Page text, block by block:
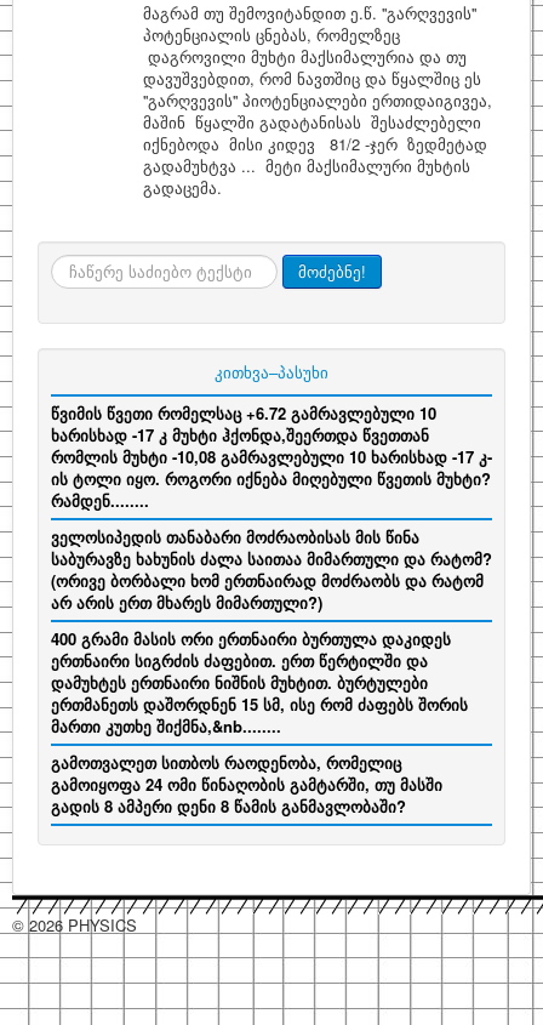
მაგრამ თუ შემოვიტანდით ე.წ. ''გარღვევის''
პოტენციალის ცნებას, რომელზეც
დაგროვილი მუხტი მაქსიმალურია და თუ
დავუშვებდით, რომ ნავთშიც და წყალშიც ეს
''გარღვევის'' პიოტენციალები ერთიდაიგივეა,
მაშინ წყალში გადატანისას შესაძლებელი
იქნებოდა მისი კიდევ 81/2 -ჯერ ზედმეტად
გადამუხტვა ... მეტი მაქსიმალური მუხტის
გადაცემა.
ძიება მოძებნე!
კითხვა–პასუხი
წვიმის წვეთი რომელსაც +6.72 გამრავლებული 10
ხარისხად -17 კ მუხტი ჰქონდა,შეერთდა წვეთთან
რომლის მუხტი -10,08 გამრავლებული 10 ხარისხად -17 კ-
ის ტოლი იყო. როგორი იქნება მიღებული წვეთის მუხტი?
რამდენ........
ველოსიპედის თანაბარი მოძრაობისას მის წინა
საბურავზე ხახუნის ძალა საითაა მიმართული და რატომ?
(ორივე ბორბალი ხომ ერთნაირად მოძრაობს და რატომ
არ არის ერთ მხარეს მიმართული?)
400 გრამი მასის ორი ერთნაირი ბურთულა დაკიდეს
ერთნაირი სიგრძის ძაფებით. ერთ წერტილში და
დამუხტეს ერთნაირი ნიშნის მუხტით. ბურტულები
ერთმანეთს დაშორდნენ 15 სმ, ისე რომ ძაფებს შორის
მართი კუთხე შიქმნა,&nb........
გამოთვალეთ სითბოს რაოდენობა, რომელიც
გამოიყოფა 24 ომი წინაღობის გამტარში, თუ მასში
გადის 8 ამპერი დენი 8 წამის განმავლობაში?
© 2026 PHYSICS
hacklink
paneli
hacklink
paneli
hacklink
hacklink
hacklink
hacklink
satın
hacklink
paneli
hacklink
paneli
hacklink
satın
hacklink
satın
izmir
web
izmir
reklam
hacklink
paneli
hacklink
paneli
hacklink
paneli
hacklink
paneli
hacklink
paneli
hacklink
paneli
hacklink
hacklink
hacklink
hacklink
satın
hacklink
paneli
hacklink
paneli
taraftarium24
taraftarium24
jojobet
jojobet
giriş
sahabet
sahabet
giriş
有
道
有
道
jojobet
jojobet
giriş
jojobet
jojobet
giriş
onwin
onwin
giriş
taraftarium24
canlı
maç
cratosroyalbet
güncel
cratosroyalbet
güncel
tipobet
tipobet
giriş
telegram
telegram
下
爱
思
爱
思
tipobet
kayıt
tipobet
güncel
wps
wps
下
jojobet
jojobet
giriş
türk
ifşa
türk
ifşa
jojobet
jojobet
giriş
汽
水
汽
水
taraftarium24
canlı
maç
汽
水
汽
水
jojobet
jojobet
giriş
casibom
casibom
giriş
jojobet
jojobet
giriş
jojobet
jojobet
giriş
taraftarium24
canlı
maç
taraftarium24
canlı
maç
casibom
casibom
giriş
jojobet
jojobet
giriş
jojobet
jojobet
giriş
taraftarium24
canlı
maç
casibom
casibom
giriş
jojobet
jojobet
giriş
wps
官
wps
下
jojobet
jojobet
giriş